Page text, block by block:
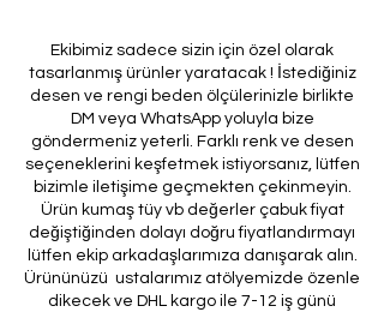
Ekibimiz sadece sizin için özel olarak
tasarlanmış ürünler yaratacak ! İstediğiniz
desen ve rengi beden ölçülerinizle birlikte
DM veya WhatsApp yoluyla bize
göndermeniz yeterli. Farklı renk ve desen
seçeneklerini keşfetmek istiyorsanız, lütfen
bizimle iletişime geçmekten çekinmeyin.
Ürün kumaş tüy vb değerler çabuk fiyat
değiştiğinden dolayı doğru fiyatlandırmayı
lütfen ekip arkadaşlarımıza danışarak alın.
Ürününüzü ustalarımız atölyemizde özenle
dikecek ve DHL kargo ile 7-12 iş günü